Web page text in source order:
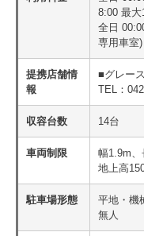
8:00 最大
全日
専用車室
提携店舗情
報
■グレー
TEL：
収容台数 14台
車両制限
幅1.9m
地上高
駐車場形態
平地・機
無人